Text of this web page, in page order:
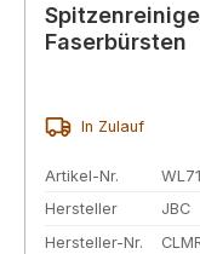
Faserbürsten
In Zulauf
Artikel-Nr.
Hersteller
JBC
Hersteller-Nr.